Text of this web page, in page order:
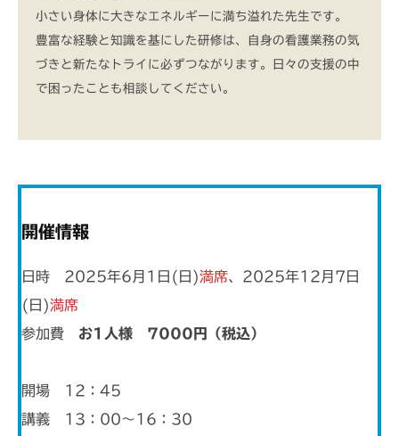
小さい身体に大きなエネルギーに満ち溢れた先生です。
豊富な経験と知識を基にした研修は、自身の看護業務の気
づきと新たなトライに必ずつながります。日々の支援の中
で困ったことも相談してください。
開催情報
日時 2025年6月1日(日)満席、2025年12月7日
(日)満席
参加費 お1人様 7000円（税込）
開場 12：45
講義 13：00～16：30